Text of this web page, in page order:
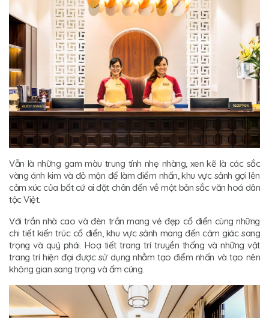
Vẫn là những gam màu trung tính nhẹ nhàng, xen kẽ là các sắc
vàng ánh kim và đỏ mận để làm điểm nhấn, khu vực sảnh gợi lên
cảm xúc của bất cứ ai đặt chân đến về một bản sắc văn hoá dân
tộc Việt.
Với trần nhà cao và đèn trần mang vẻ đẹp cổ điển cùng những
chi tiết kiến trúc cổ điển, khu vực sảnh mang đến cảm giác sang
trọng và quý phái. Hoạ tiết trang trí truyền thống và những vật
trang trí hiện đại được sử dụng nhằm tạo điểm nhấn và tạo nên
không gian sang trọng và ấm cúng.